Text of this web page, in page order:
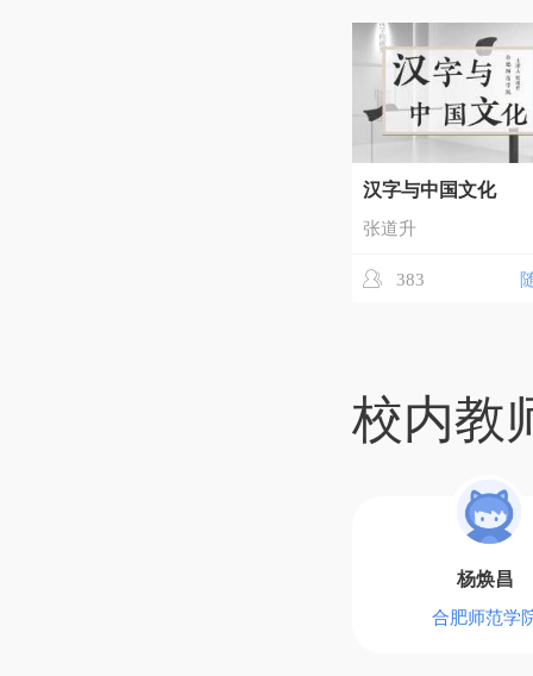
汉字与中国文化
张道升
383
校内教
杨焕昌
合肥师范学